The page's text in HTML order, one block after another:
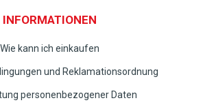
INFORMATIONEN
Wie kann ich einkaufen
und Reklamationsordnung
personenbezogener Daten